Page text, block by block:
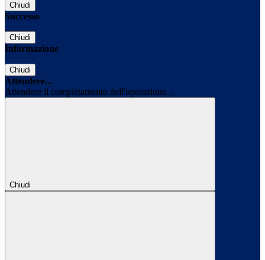
Chiudi
Successo
Chiudi
Informazione
Chiudi
Attendere...
Attendere il completamento dell'operazione...
Chiudi